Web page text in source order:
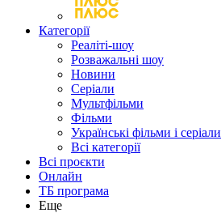
Категорії
Реаліті-шоу
Розважальні шоу
Новини
Серіали
Мультфільми
Фільми
Українські фільми і серіали
Всі категорії
Всі проєкти
Онлайн
ТБ програма
Еще